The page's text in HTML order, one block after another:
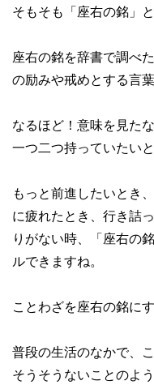
そもそも「座右の銘」
座右の銘を辞書で調べ
の励みや戒めとする言
なるほど！意味を見た
一つ二つ持っていたいと
もっと前進したいとき
に疲れたとき、行き詰
りがない時、「座右の
ルできますね。
ことわざを座右の銘にす
普段の生活のなかで、
そうそうないことのよ